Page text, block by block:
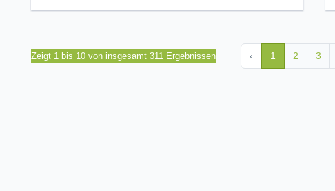
Zeigt 1 bis 10 von insgesamt 311 Ergebnissen ‹ 1 2 3